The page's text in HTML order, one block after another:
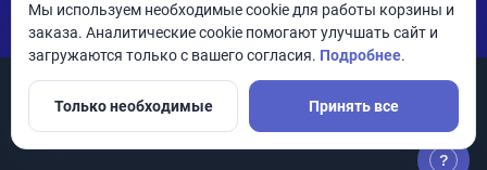
© 2026 ANDPRO / ООО «АНД-Системс»
?
Мы используем необходимые cookie для работы корзины и
заказа. Аналитические cookie помогают улучшать сайт и
загружаются только с вашего согласия. Подробнее.
Только необходимые Принять все